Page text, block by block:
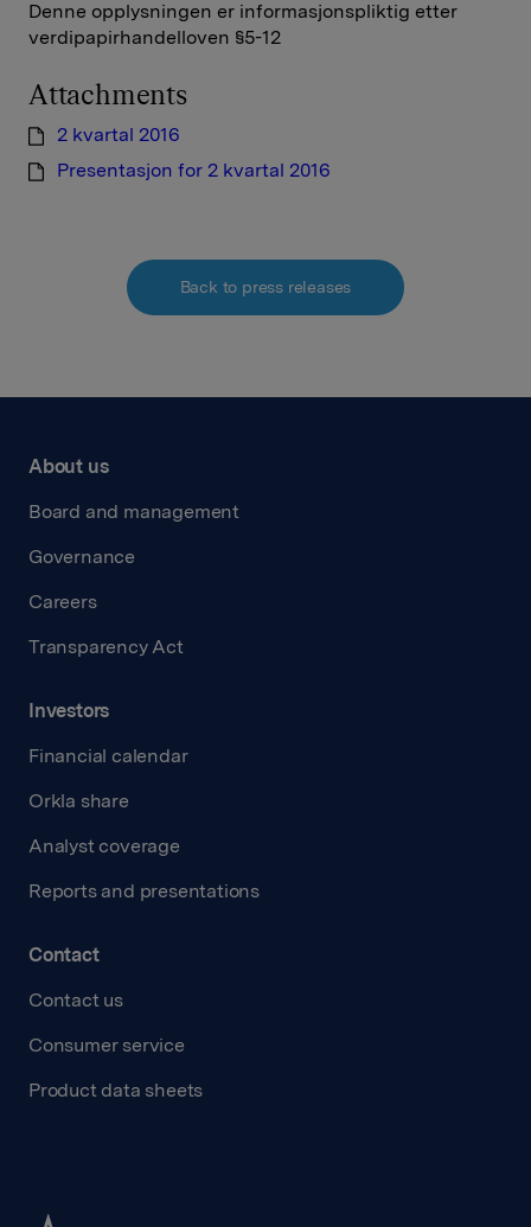
Denne opplysningen er informasjonspliktig etter
verdipapirhandelloven §5-12
Attachments
2 kvartal 2016
Presentasjon for 2 kvartal 2016
Back to press releases
About us
Board and management
Governance
Careers
Transparency Act
Investors
Financial calendar
Orkla share
Analyst coverage
Reports and presentations
Contact
Contact us
Consumer service
Product data sheets